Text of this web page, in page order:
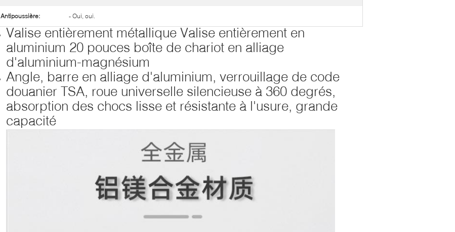
Antipoussière: - Oui, oui.
Valise entièrement métallique Valise entièrement en
aluminium 20 pouces boîte de chariot en alliage
d'aluminium-magnésium
Angle, barre en alliage d'aluminium, verrouillage de code
douanier TSA, roue universelle silencieuse à 360 degrés,
absorption des chocs lisse et résistante à l'usure, grande
capacité